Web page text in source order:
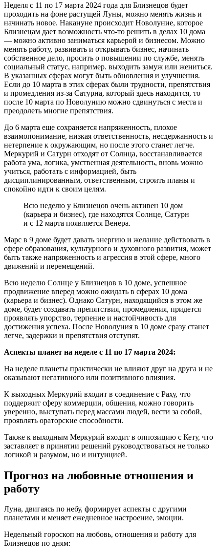
Неделя с 11 по 17 марта 2024 года для Близнецов будет
проходить на фоне растущей Луны, можно менять жизнь и
начинать новое. Накануне происходит Новолуние, которое
Близнецам дает возможность что-то решить в делах 10 дома
— можно активно заниматься карьерой и бизнесом. Можно
менять работу, развивать и открывать бизнес, начинать
собственное дело, просить о повышении по службе, менять
социальный статус, например. выходить замуж или жениться.
В указанных сферах могут быть обновления и улучшения.
Если до 10 марта в этих сферах были трудности, препятствия
и промедления из-за Сатурна, который здесь находится, то
после 10 марта по Новолунию можно сдвинуться с места и
преодолеть многие препятствия.
До 6 марта еще сохраняется напряженность, плохое
взаимопонимание, низкая ответственность, несдержанность и
нетерпение к окружающим, но после этого станет легче.
Меркурий и Сатурн отходят от Солнца, восстанавливается
работа ума, логика, умственная деятельность, вновь можно
учиться, работать с информацией, быть
дисциплинированным, ответственным, строить планы и
спокойно идти к своим целям.
Всю неделю у Близнецов очень активен 10 дом
(карьера и бизнес), где находятся Солнце, Сатурн
и с 12 марта появляется Венера.
Марс в 9 доме будет давать энергию и желание действовать в
сфере образования, культурного и духовного развития, может
быть также напряженность и агрессия в этой сфере, много
движений и перемещений.
Всю неделю Солнце у Близнецов в 10 доме, успешное
продвижение вперед можно ожидать в сферах 10 дома
(карьера и бизнес). Однако Сатурн, находящийся в этом же
доме, будет создавать препятствия, промедления, придется
проявлять упорство, терпение и настойчивость для
достижения успеха. После Новолуния в 10 доме сразу станет
легче, задержки и препятствия отступят.
Аспекты планет на неделе с 11 по 17 марта 2024:
На неделе планеты практически не влияют друг на друга и не
оказывают негативного или позитивного влияния.
К выходных Меркурий входит в соединение с Раху, что
поддержит сферу коммерции, общения, можно говорить
уверенно, выступать перед массами людей, вести за собой,
проявлять ораторские способности.
Также к выходным Меркурий входит в оппозицию с Кету, что
заставляет в принятии решений руководствоваться не только
логикой и разумом, но и интуицией.
Прогноз на любовные отношения и
работу
Луна, двигаясь по небу, формирует аспекты с другими
планетами и меняет ежедневное настроение, эмоции.
Недельный гороскоп на любовь, отношения и работу для
Близнецов по дням: